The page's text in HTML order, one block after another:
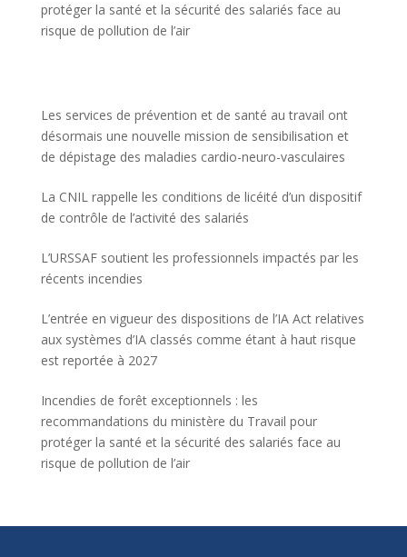
protéger la santé et la sécurité des salariés face au
risque de pollution de l’air
Les services de prévention et de santé au travail ont
désormais une nouvelle mission de sensibilisation et
de dépistage des maladies cardio-neuro-vasculaires
La CNIL rappelle les conditions de licéité d’un dispositif
de contrôle de l’activité des salariés
L’URSSAF soutient les professionnels impactés par les
récents incendies
L’entrée en vigueur des dispositions de l’IA Act relatives
aux systèmes d’IA classés comme étant à haut risque
est reportée à 2027
Incendies de forêt exceptionnels : les
recommandations du ministère du Travail pour
protéger la santé et la sécurité des salariés face au
risque de pollution de l’air